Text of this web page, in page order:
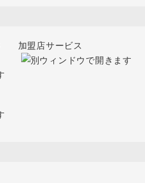
加盟店サービス